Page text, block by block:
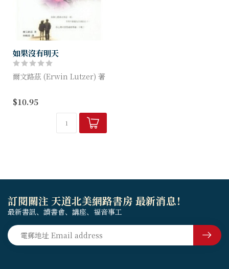
如果沒有明天
爾文路茲 (Erwin Lutzer) 著
哪裡？」地球上每個人都關心
在意的話題，全美一出版銷售
量即竄400,000本以上。
$10.95
訂閱關注 天道北美網路書房 最新消息！
最新書訊、讀書會、講座、福音事工